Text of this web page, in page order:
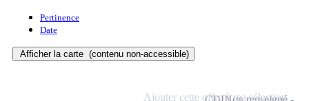
Pertinence
Date
Afficher la carte (contenu non-accessible)
Ajouter cette offre à ma sélection